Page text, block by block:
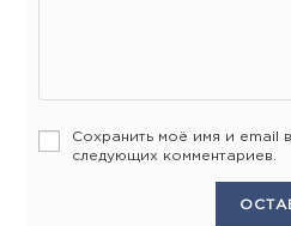
Сохранить моё имя и email
следующих комментариев.